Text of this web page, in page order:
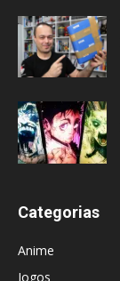
Categorias
Anime
Jogos